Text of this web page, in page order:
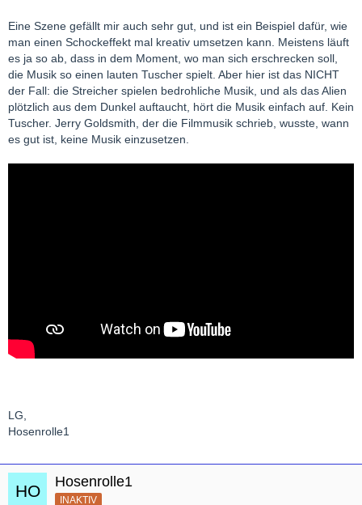
Eine Szene gefällt mir auch sehr gut, und ist ein Beispiel dafür, wie
man einen Schockeffekt mal kreativ umsetzen kann. Meistens läuft
es ja so ab, dass in dem Moment, wo man sich erschrecken soll,
die Musik so einen lauten Tuscher spielt. Aber hier ist das NICHT
der Fall: die Streicher spielen bedrohliche Musik, und als das Alien
plötzlich aus dem Dunkel auftaucht, hört die Musik einfach auf. Kein
Tuscher. Jerry Goldsmith, der die Filmmusik schrieb, wusste, wann
es gut ist, keine Musik einzusetzen.
LG,
Hosenrolle1
Hosenrolle1
INAKTIV